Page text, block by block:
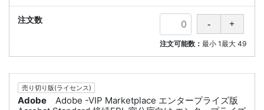
注文可能数： 最小 1最大 49
売り切り版(ライセンス)
Adobe
Adobe -VIP Marketplace エンタープライズ版